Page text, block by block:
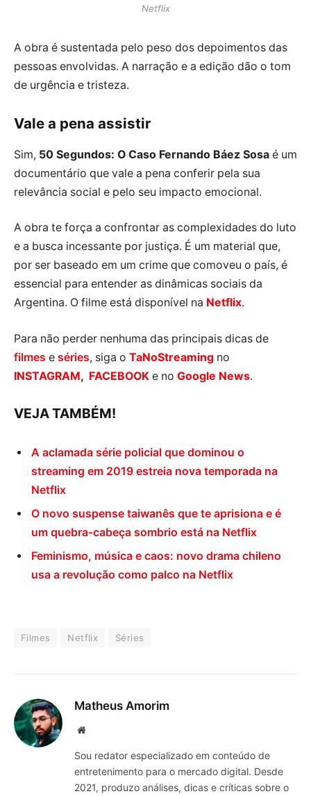
Netflix
A obra é sustentada pelo peso dos depoimentos das
pessoas envolvidas. A narração e a edição dão o tom
de urgência e tristeza.
Vale a pena assistir
Sim, 50 Segundos: O Caso Fernando Báez Sosa é um
documentário que vale a pena conferir pela sua
relevância social e pelo seu impacto emocional.
A obra te força a confrontar as complexidades do luto
e a busca incessante por justiça. É um material que,
por ser baseado em um crime que comoveu o país, é
essencial para entender as dinâmicas sociais da
Argentina. O filme está disponível na Netflix.
Para não perder nenhuma das principais dicas de
filmes e séries, siga o TaNoStreaming no
INSTAGRAM, FACEBOOK e no Google News.
VEJA TAMBÉM!
A aclamada série policial que dominou o
streaming em 2019 estreia nova temporada na
Netflix
O novo suspense taiwanês que te aprisiona e é
um quebra-cabeça sombrio está na Netflix
Feminismo, música e caos: novo drama chileno
usa a revolução como palco na Netflix
Filmes Netflix Séries
Matheus Amorim
Website
Sou redator especializado em conteúdo de
entretenimento para o mercado digital. Desde
2021, produzo análises, dicas e críticas sobre o